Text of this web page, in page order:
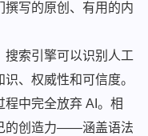
写的原创、有用的内
搜索引擎可以识别人工
、权威性和可信度。
中完全放弃 AI。相
的创造力——涵盖语法